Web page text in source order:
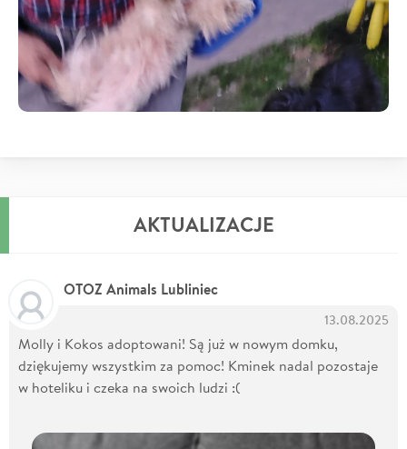
AKTUALIZACJE
OTOZ Animals Lubliniec
13.08.2025
Molly i Kokos adoptowani! Są już w nowym domku,
dziękujemy wszystkim za pomoc! Kminek nadal pozostaje
w hoteliku i czeka na swoich ludzi :(